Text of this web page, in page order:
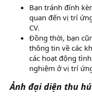
Bạn tránh đính
quan đến vị trí
CV.
Đồng thời, bạn
thông tin về các
các hoạt động
nghiệm ở vị trí
Ảnh đại diện thu